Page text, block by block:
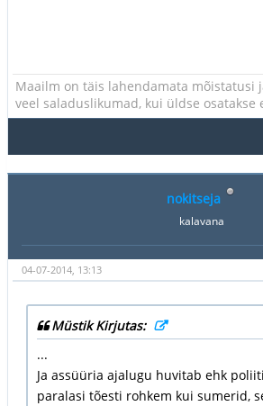
Maailm on täis lahendamata mõistatusi
veel saladuslikumad, kui üldse osatakse
nokitseja
kalavana
04-07-2014, 13:13
Müstik Kirjutas:
...
Ja assüüria ajalugu huvitab ehk
paralasi tõesti rohkem kui sumerid,